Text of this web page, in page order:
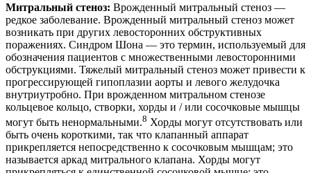
Митральный стеноз: Врожденный митральный стеноз —
редкое заболевание. Врожденный митральный стеноз может
возникать при других левосторонних обструктивных
поражениях. Синдром Шона — это термин, используемый для
обозначения пациентов с множественными левосторонними
обструкциями. Тяжелый митральный стеноз может привести к
прогрессирующей гипоплазии аорты и левого желудочка
внутриутробно. При врожденном митральном стенозе
кольцевое кольцо, створки, хорды и / или сосочковые мышцы
могут быть ненормальными.8 Хорды могут отсутствовать или
быть очень короткими, так что клапанный аппарат
прикрепляется непосредственно к сосочковым мышцам; это
называется аркад митрального клапана. Хорды могут